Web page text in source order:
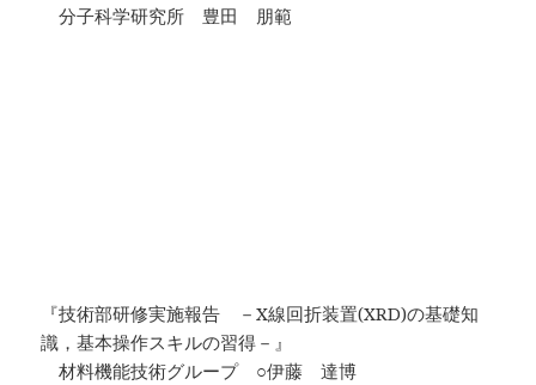
分子科学研究所 豊田 朋範
『技術部研修実施報告 －X線回折装置(XRD)の基礎知
識，基本操作スキルの習得－』
材料機能技術グループ ○伊藤 達博